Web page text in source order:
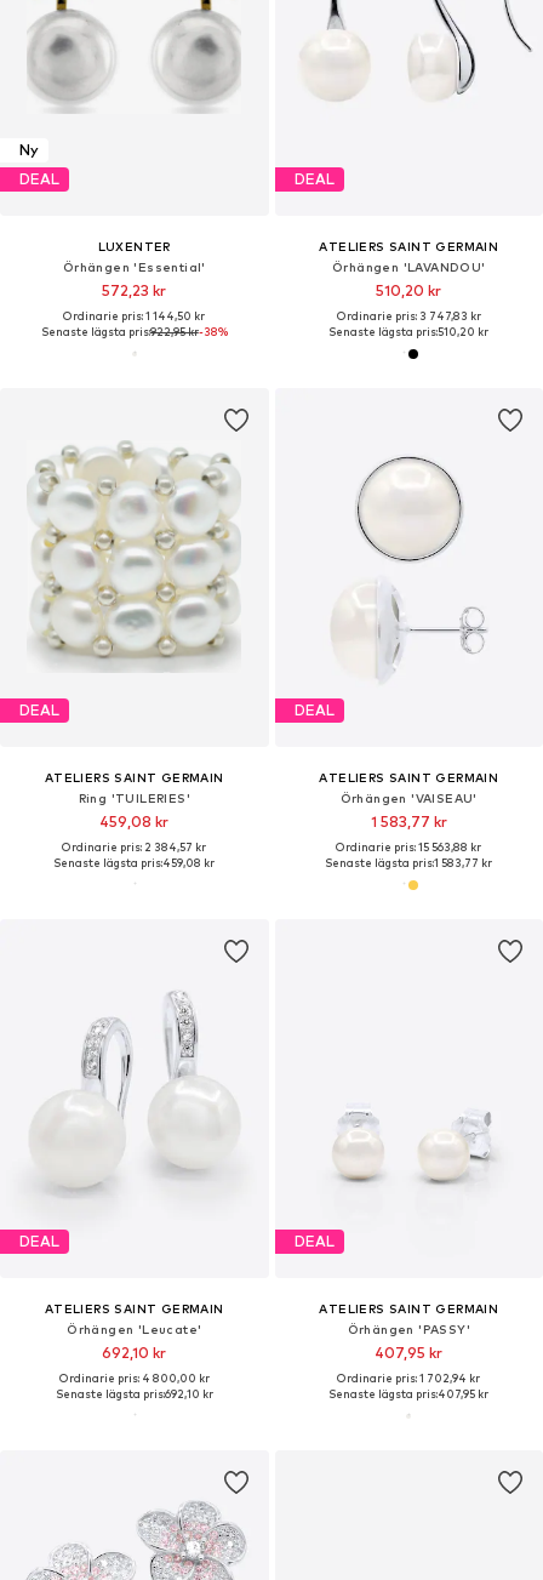
Ny
DEAL
LUXENTER
Örhängen 'Essential'
572,23 kr
Ordinarie pris: 1 144,50 kr
Senaste lägsta pris:922,95 kr-38%
DEAL
ATELIERS SAINT GERMAIN
Örhängen 'LAVANDOU'
510,20 kr
Ordinarie pris: 3 747,83 kr
Senaste lägsta pris:510,20 kr
DEAL
ATELIERS SAINT GERMAIN
Ring 'TUILERIES'
459,08 kr
Ordinarie pris: 2 384,57 kr
Senaste lägsta pris:459,08 kr
DEAL
ATELIERS SAINT GERMAIN
Örhängen 'VAISEAU'
1 583,77 kr
Ordinarie pris: 15 563,88 kr
Senaste lägsta pris:1 583,77 kr
DEAL
ATELIERS SAINT GERMAIN
Örhängen 'Leucate'
692,10 kr
Ordinarie pris: 4 800,00 kr
Senaste lägsta pris:692,10 kr
DEAL
ATELIERS SAINT GERMAIN
Örhängen 'PASSY'
407,95 kr
Ordinarie pris: 1 702,94 kr
Senaste lägsta pris:407,95 kr